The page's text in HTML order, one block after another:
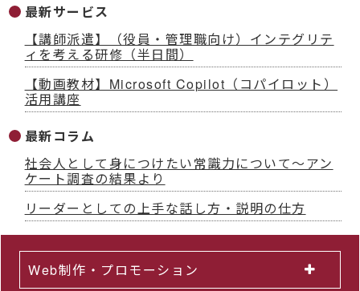
最新サービス
【講師派遣】（役員・管理職向け）インテグリテ
ィを考える研修（半日間）
【動画教材】Microsoft Copilot（コパイロット）
活用講座
最新コラム
社会人として身につけたい常識力について～アン
ケート調査の結果より
リーダーとしての上手な話し方・説明の仕方
Web制作・プロモーション